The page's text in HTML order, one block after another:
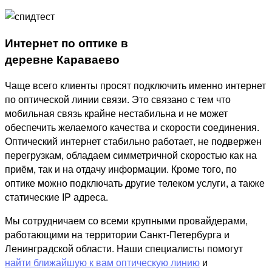
Интернет по оптике в
деревне Караваево
Чаще всего клиенты просят подключить именно интернет
по оптической линии связи. Это связано с тем что
мобильная связь крайне нестабильна и не может
обеспечить желаемого качества и скорости соединения.
Оптический интернет стабильно работает, не подвержен
перегрузкам, обладаем симметричной скоростью как на
приём, так и на отдачу информации. Кроме того, по
оптике можно подключать другие телеком услуги, а также
статические IP адреса.
Мы сотрудничаем со всеми крупными провайдерами,
работающими на территории Санкт-Петербурга и
Ленинградской области. Наши специалисты помогут
найти ближайшую к вам оптическую линию и